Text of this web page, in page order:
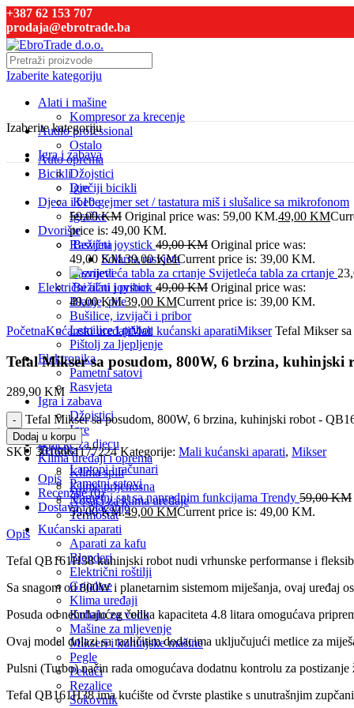
+387 62 153 707
prodaja@ebrotrade.ba
Izaberite kategoriju
Alati i mašine
Kompresor za krecenje
Audio professional
Ostalo
Auto oprema
Bicikli
Dječiji bicikli
Djeca i bebe
Igračke
Dvorište
Rasvjeta
Solarna rasvjeta
Raznjevi
Električni alati i pribor
Blanje, pile
Bušilice, izvijači i pribor
Lemilice i pribor
Pištolj za ljepljenje
Elektronika
Pametni satovi
Rasvjeta
Igra i zabava
Džojstici
Igre
Igračke za djecu
Klima uređaji i oprema
Klima split
Klime prijenosna
Nosači za klima uređaje
Termostat
Kućanski aparati
Aparati za kafu
Blenderi
Električni roštilji
Grijalice
Klima uređaji
Kuhalo za vodu
Mašine za mljevenje
Mikseri i kuhinjske mašine
Pegle
Pekači
Rezalice
Sokovnik
Izaberite kategoriju
Igra i zabava
Džojstici
Igre
K10 gejmer set / tastatura miš i slušalice sa mikrofonom
59,00KM Original price was: 59,00 KM.49,00 KM
price is: 49,00 KM.
Bežični joystick 49,00KM Original price was:
49,00 KM.39,00KMCurrent price is: 39,00 KM.
Svijetleća tabla za crtanje
Bežični joystick 49,00KM Original price was:
49,00 KM.39,00 KMCurrent price is: 39,00 KM.
Tehnika
Laptopi i računari
Pametni satovi
Pametni sat sa naprednim funkcijama Trendy 59,00KM
59,00 KM.49,00 KMCurrent price is: 49,00 KM.
Click to enlarge
PočetnaKućanski uređajiMali kućanski aparatiMikserTefal Mikser
Tefal Mikser sa posudom, 800W, 6 brzina, kuhinjski
289,90 KM
Tefal Mikser sa posudom, 800W, 6 brzina, kuhinjski robot -
Dodaj u korpu
SKU 3016661177224Kategorije: Mali kućanski aparati, Mikser
Opis
Recenzije (0)
Dostava i plaćanje
Opis
Tefal QB161H38 kuhinjski robot nudi vrhunske performanse i
Sa snagom od 800W i planetarnim sistemom miješanja, ovaj uređaj
Posuda od nehrđajućeg čelika kapaciteta 4.8 litara omogućava
Ovaj model dolazi sa različitim dodacima uključujući metlice za
Pulsni (Turbo) način rada omogućava dodatnu kontrolu za
Tefal QB161H38 ima kućište od čvrste plastike s unutrašnjim